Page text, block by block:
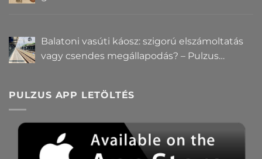
Balatoni vasúti káosz: szigorú elszámoltatás
vagy csendes megállapodás? – Pulzus
PULZUS APP LETÖLTÉS